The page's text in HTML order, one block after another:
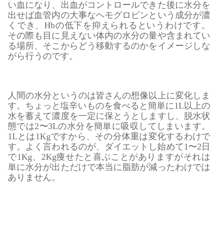
い血になり、出血がコントロールできた後に水分を
出せば血管内の大事なヘモグロビンという成分が濃
くでき、Hbの低下を抑えられるというわけです。
その際も目に見えない体内の水分の量や含まれてい
る場所、そこからどう移動するのかをイメージしな
がら行うのです。
人間の水分というのは皆さんの想像以上に変化しま
す。ちょっと塩辛いものを食べると簡単に1L以上の
水を蓄えて濃度を一定に保とうとしますし、脱水状
態では2〜3Lの水分を簡単に吸収してしまいます。
1Lとは1Kgですから、その分体重は変化するわけで
す。よく言われるのが、ダイエットし始めて1〜2日
で1Kg、2Kg痩せたと喜ぶことがありますがそれは
単に水分が出ただけで本当に脂肪が減ったわけでは
ありません。